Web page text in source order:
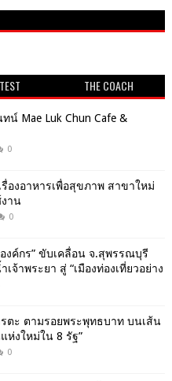
THE COACH
น์ Mae Luk Chun Cafe &
0
รื่องอาหารเพื่อสุขภาพ​ สาขาใหม่
าน
0
องค์กร” ขับเคลื่อน จ.สุพรรณบุรี
จ้าพระยา สู่ “เมืองท่องเที่ยวอย่าง
ตะ ตามรอยพระพุทธบาท บนเส้น
ห่งใหม่ใน 8 รัฐ”
0